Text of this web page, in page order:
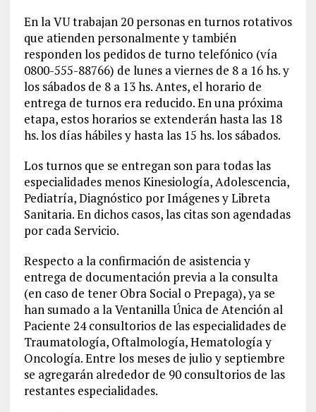
En la VU trabajan 20 personas en turnos rotativos
que atienden personalmente y también
responden los pedidos de turno telefónico (vía
0800-555-88766) de lunes a viernes de 8 a 16 hs. y
los sábados de 8 a 13 hs. Antes, el horario de
entrega de turnos era reducido. En una próxima
etapa, estos horarios se extenderán hasta las 18
hs. los días hábiles y hasta las 15 hs. los sábados.
Los turnos que se entregan son para todas las
especialidades menos Kinesiología, Adolescencia,
Pediatría, Diagnóstico por Imágenes y Libreta
Sanitaria. En dichos casos, las citas son agendadas
por cada Servicio.
Respecto a la confirmación de asistencia y
entrega de documentación previa a la consulta
(en caso de tener Obra Social o Prepaga), ya se
han sumado a la Ventanilla Única de Atención al
Paciente 24 consultorios de las especialidades de
Traumatología, Oftalmología, Hematología y
Oncología. Entre los meses de julio y septiembre
se agregarán alrededor de 90 consultorios de las
restantes especialidades.